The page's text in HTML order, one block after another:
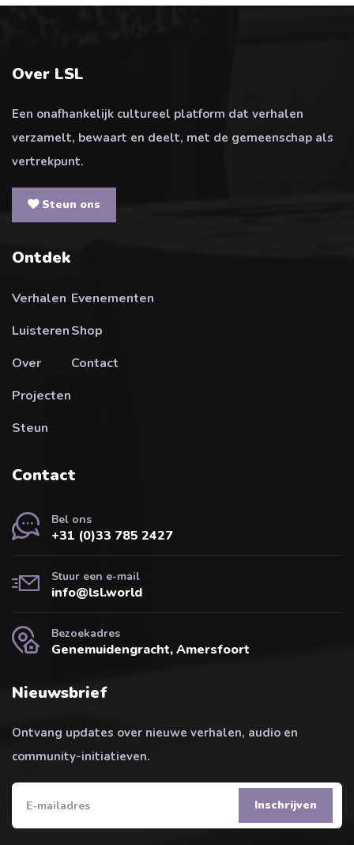
Over LSL
Een onafhankelijk cultureel platform dat verhalen
verzamelt, bewaart en deelt, met de gemeenschap als
vertrekpunt.
Steun ons
Ontdek
Verhalen
Luisteren
Over
Projecten
Steun
Evenementen
Shop
Contact
Contact
Bel ons
+31 (0)33 785 2427
Stuur een e-mail
info@lsl.world
Bezoekadres
Genemuidengracht, Amersfoort
Nieuwsbrief
Ontvang updates over nieuwe verhalen, audio en
community-initiatieven.
Inschrijven